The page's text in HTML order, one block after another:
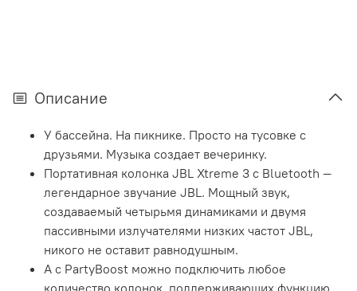
Описание
У бассейна. На пикнике. Просто на тусовке с
друзьями. Музыка создает вечеринку.
Портативная колонка JBL Xtreme 3 с Bluetooth —
легендарное звучание JBL. Мощный звук,
создаваемый четырьмя динамиками и двумя
пассивными излучателями низких частот JBL,
никого не оставит равнодушным.
А с PartyBoost можно подключить любое